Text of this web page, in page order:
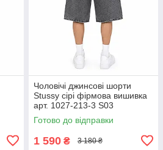
Чоловічі джинсові шорти
Stussy сірі фірмова вишивка
арт. 1027-213-3 S03
Готово до відправки
1 590 ₴ 3 180 ₴